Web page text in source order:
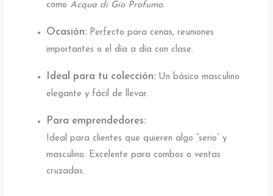
comoAcqua di Gio Profumo.
Ocasión: Perfecto para cenas, reuniones
importantes o el día a día con clase.
Ideal para tu colección: Un básico masculino
elegante y fácil de llevar.
Para emprendedores:
Ideal para clientes que quieren algo “serio” y
masculino. Excelente para combos o ventas
cruzadas.